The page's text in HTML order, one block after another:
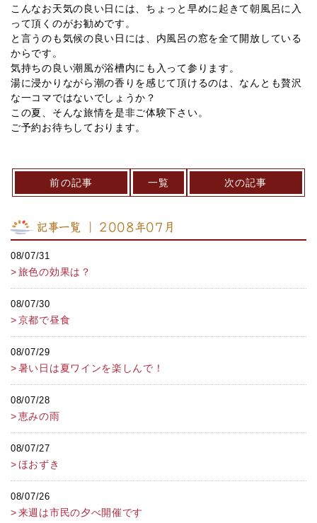
こんなお天気の良い日には、ちょっと早めに起きて朝風呂に入
って頂くのがお勧めです。
と言うのも気候の良い日には、内風呂の窓を全て開放している
からです。
気持ちの良い潮風が浴槽内にも入って参ります。
湯に浸かりながら潮の香りを感じて頂けるのは、なんとも贅沢
な一コマではないでしょうか？
この夏、そんな旅情を是非ご体験下さい。
ご予約お待ちしております。
前の記事 一覧 次の記事
記事一覧 ｜ 2008年07月
08/07/31
旅色の効果は？
08/07/30
京都で昼食
08/07/29
暑い日は夏ワインを楽しんで！
08/07/28
恵みの雨
08/07/27
ほおずき
08/07/26
来週は市民の夕べ開催です